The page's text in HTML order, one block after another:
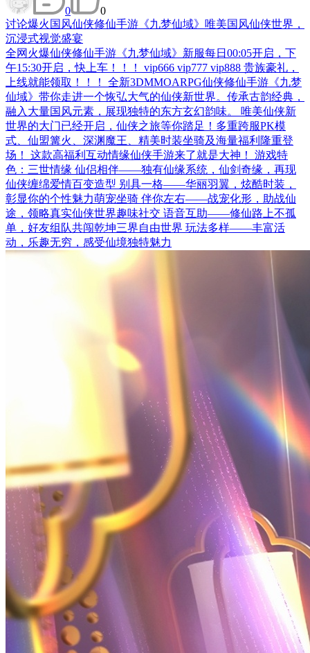
0
0
讨论爆火国风仙侠修仙手游《九梦仙域》唯美国风仙侠世界，
沉浸式视觉盛宴
全网火爆仙侠修仙手游《九梦仙域》新服每日00:05开启，下
午15:30开启，快上车！！！ vip666 vip777 vip888 贵族豪礼，
上线就能领取！！！ 全新3DMMOARPG仙侠修仙手游《九梦
仙域》带你走进一个恢弘大气的仙侠新世界。传承古韵经典，
融入大量国风元素，展现独特的东方玄幻韵味。 唯美仙侠新
世界的大门已经开启，仙侠之旅等你踏足！多重跨服PK模
式、仙盟篝火、深渊魔王、精美时装坐骑及海量福利隆重登
场！ 这款高福利互动情缘仙侠手游来了就是大神！ 游戏特
色：三世情缘 仙侣相伴——独有仙缘系统，仙剑奇缘，再现
仙侠缠绵爱情百变造型 别具一格——华丽羽翼，炫酷时装，
彰显你的个性魅力萌宠坐骑 伴你左右——战宠化形，助战仙
途，领略真实仙侠世界趣味社交 语音互助——修仙路上不孤
单，好友组队共闯乾坤三界自由世界 玩法多样——丰富活
动，乐趣无穷，感受仙境独特魅力